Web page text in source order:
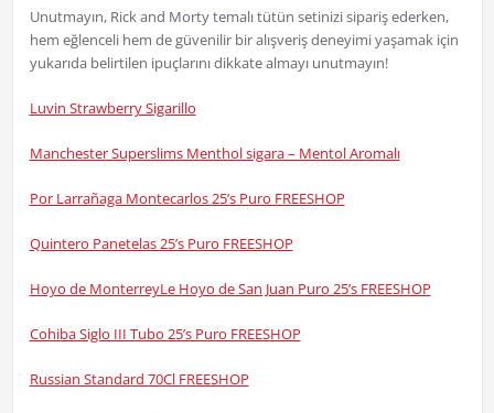
Unutmayın, Rick and Morty temalı tütün setinizi sipariş ederken,
hem eğlenceli hem de güvenilir bir alışveriş deneyimi yaşamak için
yukarıda belirtilen ipuçlarını dikkate almayı unutmayın!
Luvin Strawberry Sigarillo
Manchester Superslims Menthol sigara – Mentol Aromalı
Por Larrañaga Montecarlos 25’s Puro FREESHOP
Quintero Panetelas 25’s Puro FREESHOP
Hoyo de MonterreyLe Hoyo de San Juan Puro 25’s FREESHOP
Cohiba Siglo III Tubo 25’s Puro FREESHOP
Russian Standard 70Cl FREESHOP